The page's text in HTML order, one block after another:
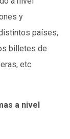
y
países,
billetes de
etc.
a nivel